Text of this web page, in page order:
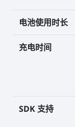
电池使用时长
充电时间
SDK 支持